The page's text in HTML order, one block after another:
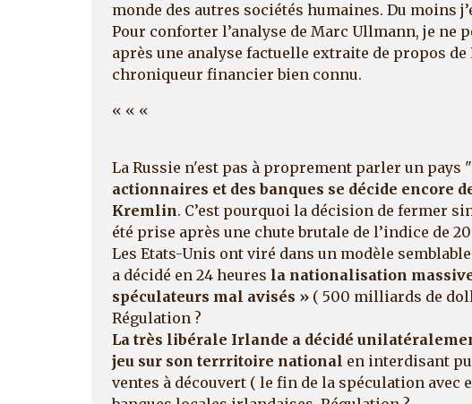
monde des autres sociétés humaines. Du moins
Pour conforter l’analyse de Marc Ullmann, je ne
après une analyse factuelle extraite de propos de
chroniqueur financier bien connu.
« « «
La Russie n'est pas à proprement parler un pays
actionnaires et des banques se décide encore
Kremlin. C’est pourquoi la décision de fermer
été prise après une chute brutale de l’indice de
Les Etats-Unis ont viré dans un modèle
a décidé en 24 heures la nationalisation
spéculateurs mal avisés » ( 500 milliards de
Régulation ?
La très libérale Irlande a décidé
jeu sur son terrritoire national en interdisant
ventes à découvert ( le fin de la spéculation avec